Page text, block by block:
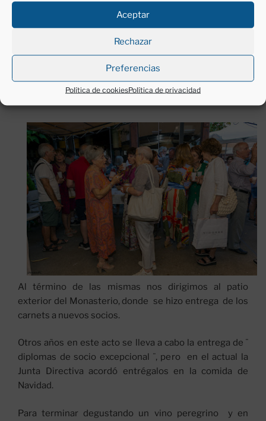
Aceptar
Rechazar
Preferencias
Política de cookiesPolítica de privacidad
Al término de las mismas nos dirigimos al patio
exterior del Monasterio, donde se hizo entrega de los
carnets a nuevos socios.
Otros años en este acto se lleva a cabo la entrega de ¨
diplomas de socio excepcional ¨, pero en el actual la
Junta Directiva acordó entrégalos en la comida de
Navidad.
Para terminar degustando un vino peregrino y en